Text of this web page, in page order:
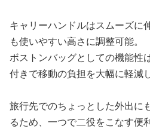
キャリーハンドルはスムーズに
も使いやすい高さに調整可能。
ボストンバッグとしての機能性
付きで移動の負担を大幅に軽減
旅行先でのちょっとした外出に
るため、一つで二役をこなす便